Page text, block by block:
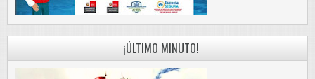
¡ÚLTIMO MINUTO!